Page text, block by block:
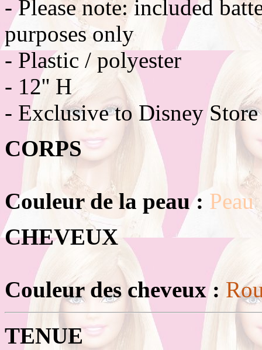
- Please note: included
purposes only
- Plastic / polyester
- 12'' H
- Exclusive to Disney Store
CORPS
Couleur de la peau : Peau
CHEVEUX
Couleur des cheveux :
TENUE